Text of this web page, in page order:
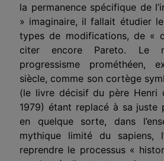
la permanence spécifique de
» imaginaire, il fallait étudier
types de modifications, de «
citer encore Pareto. Le
progressisme prométhéen,
siècle, comme son cortège
(le livre décisif du père Henri
1979) étant replacé à sa juste
en quelque sorte, dans
mythique limité du sapiens,
reprendre le processus «